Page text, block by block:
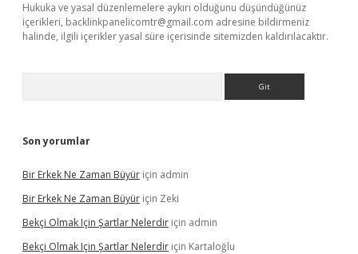
Hukuka ve yasal düzenlemelere aykırı olduğunu düşündüğünüz
içerikleri, backlinkpanelicomtr@gmail.com adresine bildirmeniz
halinde, ilgili içerikler yasal süre içerisinde sitemizden kaldırılacaktır.
Son yorumlar
Bir Erkek Ne Zaman Büyür için admin
Bir Erkek Ne Zaman Büyür için Zeki
Bekçi Olmak Için Şartlar Nelerdir için admin
Bekçi Olmak Için Şartlar Nelerdir için Kartaloğlu